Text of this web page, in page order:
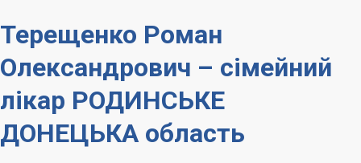
Терещенко Роман
Олександрович – сімейний
лікар РОДИНСЬКЕ
ДОНЕЦЬКА область